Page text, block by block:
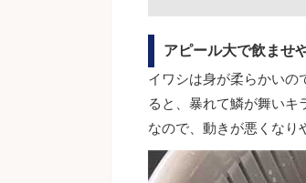
アピール大で飲ませ
イワシは身が柔らかいの
ると、暴れて鱗が舞いキ
なので、動きが悪くなり